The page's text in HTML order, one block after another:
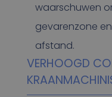
waarschuwen
gevarenzone
afstand.
VERHOOGD